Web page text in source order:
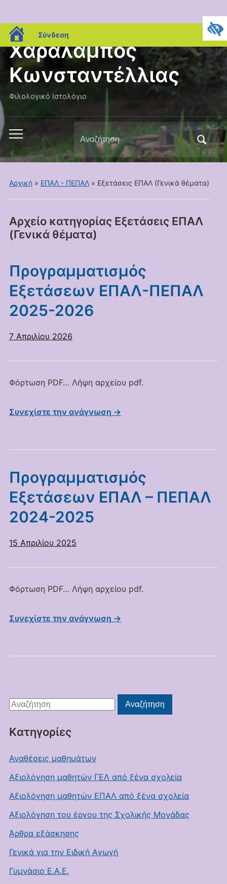
blogs.sch.gr
Σύνδεση
Χαράλαμπος
Κωνσταντέλλιας
Φιλολογικό Ιστολόγιο
Εναλλαγή
του
μενού
για
Αναζήτηση
για:
Αρχική » ΕΠΑΛ - ΠΕΠΑΛ» Εξετάσεις ΕΠΑΛ (Γενικά θέματα)
Αρχείο κατηγορίας Εξετάσεις ΕΠΑΛ
(Γενικά θέματα)
Αναζήτηση
για:
Αναζήτηση
Kατηγορίες
Αναθέσεις μαθημάτων
Αξιολόγηση μαθητών ΓΕΛ από ξένα σχολεία
Αξιολόγηση μαθητών ΕΠΑΛ από ξένα σχολεία
Αξιολόγηση του έργου της Σχολικής Μονάδας
Άρθρα εξάσκησης
Γενικά για την Ειδική Αγωγή
Γυμνάσιο Ε.Α.Ε.
Προγραμματισμός
Εξετάσεων ΕΠΑΛ-ΠΕΠΑΛ
2025-2026
7 Απριλίου 2026
Φόρτωση PDF… Λήψη αρχείου pdf.
Συνεχίστε την ανάγνωση →
Προγραμματισμός
Εξετάσεων ΕΠΑΛ – ΠΕΠΑΛ
2024-2025
15 Απριλίου 2025
Φόρτωση PDF… Λήψη αρχείου pdf.
Συνεχίστε την ανάγνωση →